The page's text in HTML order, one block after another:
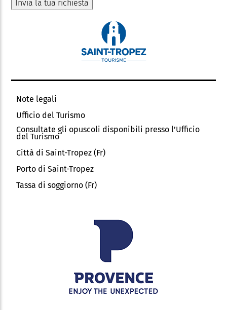
Note legali
Ufficio del Turismo
Consultate gli opuscoli disponibili presso l’Ufficio
del Turismo
Città di Saint-Tropez (Fr)
Porto di Saint-Tropez
Tassa di soggiorno (Fr)